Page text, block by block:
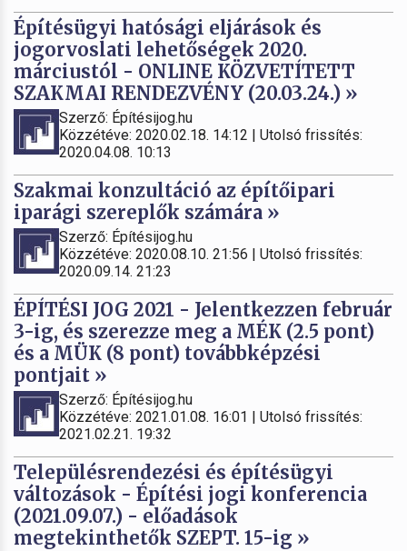
Építésügyi hatósági eljárások és
jogorvoslati lehetőségek 2020.
márciustól - ONLINE KÖZVETÍTETT
SZAKMAI RENDEZVÉNY (20.03.24.) »
Szerző: Építésijog.hu
Közzétéve: 2020.02.18. 14:12 | Utolsó frissítés:
2020.04.08. 10:13
Szakmai konzultáció az építőipari
iparági szereplők számára »
Szerző: Építésijog.hu
Közzétéve: 2020.08.10. 21:56 | Utolsó frissítés:
2020.09.14. 21:23
ÉPÍTÉSI JOG 2021 - Jelentkezzen február
3-ig, és szerezze meg a MÉK (2.5 pont)
és a MÜK (8 pont) továbbképzési
pontjait »
Szerző: Építésijog.hu
Közzétéve: 2021.01.08. 16:01 | Utolsó frissítés:
2021.02.21. 19:32
Településrendezési és építésügyi
változások - Építési jogi konferencia
(2021.09.07.) - előadások
megtekinthetők SZEPT. 15-ig »